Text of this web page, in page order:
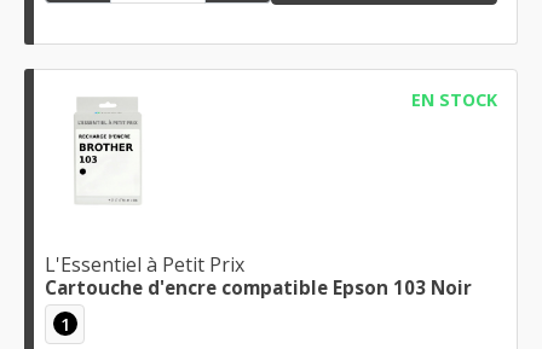
EN STOCK
L'Essentiel à Petit Prix
Cartouche d'encre compatible Epson 103 Noir
1